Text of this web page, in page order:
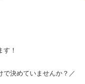
す！
で決めていませんか？／